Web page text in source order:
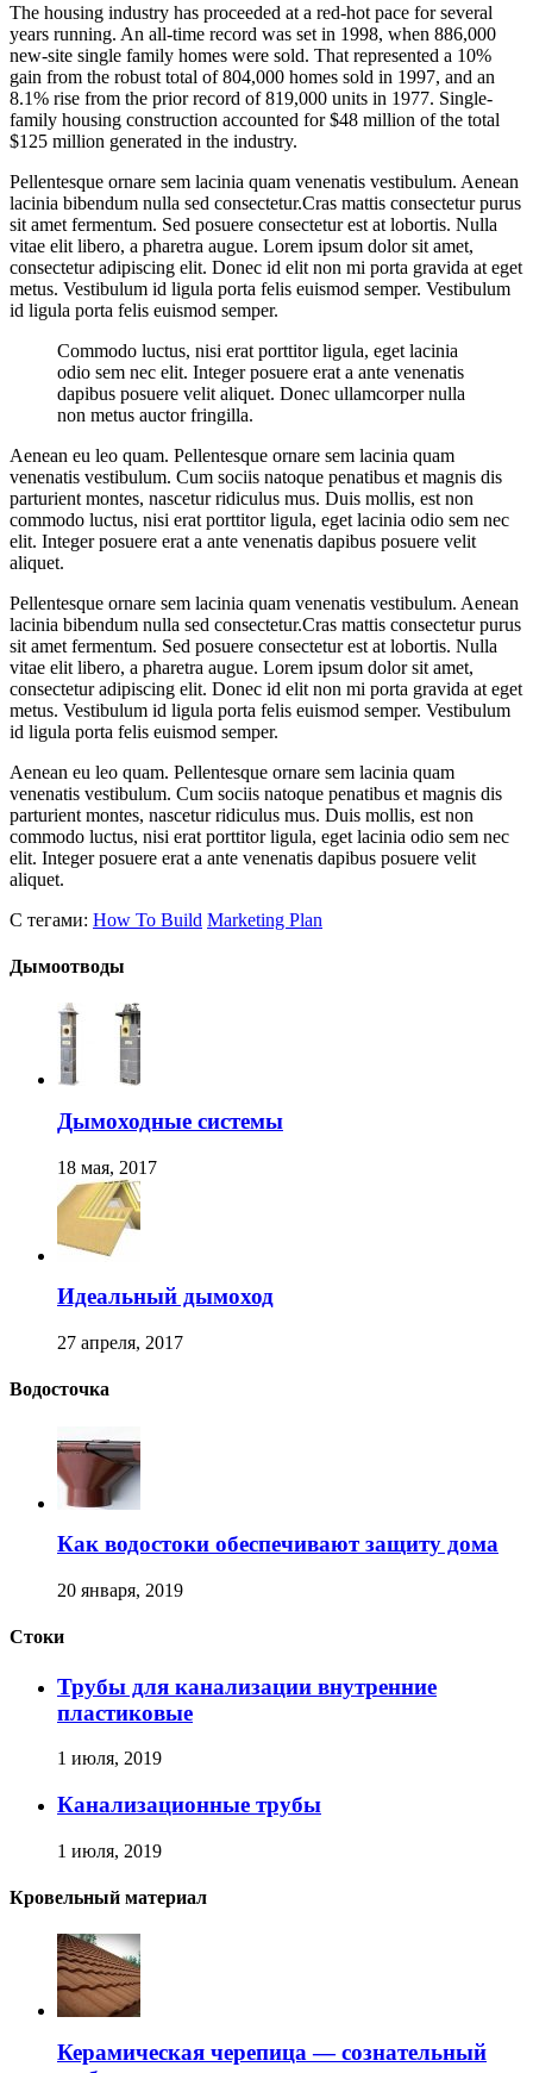
The housing industry has proceeded at a red-hot pace for several
years running. An all-time record was set in 1998, when 886,000
new-site single family homes were sold. That represented a 10%
gain from the robust total of 804,000 homes sold in 1997, and an
8.1% rise from the prior record of 819,000 units in 1977. Single-
family housing construction accounted for $48 million of the total
$125 million generated in the industry.
Pellentesque ornare sem lacinia quam venenatis vestibulum. Aenean
lacinia bibendum nulla sed consectetur.Cras mattis consectetur purus
sit amet fermentum. Sed posuere consectetur est at lobortis. Nulla
vitae elit libero, a pharetra augue. Lorem ipsum dolor sit amet,
consectetur adipiscing elit. Donec id elit non mi porta gravida at eget
metus. Vestibulum id ligula porta felis euismod semper. Vestibulum
id ligula porta felis euismod semper.
Commodo luctus, nisi erat porttitor ligula, eget lacinia
odio sem nec elit. Integer posuere erat a ante venenatis
dapibus posuere velit aliquet. Donec ullamcorper nulla
non metus auctor fringilla.
Aenean eu leo quam. Pellentesque ornare sem lacinia quam
venenatis vestibulum. Cum sociis natoque penatibus et magnis dis
parturient montes, nascetur ridiculus mus. Duis mollis, est non
commodo luctus, nisi erat porttitor ligula, eget lacinia odio sem nec
elit. Integer posuere erat a ante venenatis dapibus posuere velit
aliquet.
Pellentesque ornare sem lacinia quam venenatis vestibulum. Aenean
lacinia bibendum nulla sed consectetur.Cras mattis consectetur purus
sit amet fermentum. Sed posuere consectetur est at lobortis. Nulla
vitae elit libero, a pharetra augue. Lorem ipsum dolor sit amet,
consectetur adipiscing elit. Donec id elit non mi porta gravida at eget
metus. Vestibulum id ligula porta felis euismod semper. Vestibulum
id ligula porta felis euismod semper.
Aenean eu leo quam. Pellentesque ornare sem lacinia quam
venenatis vestibulum. Cum sociis natoque penatibus et magnis dis
parturient montes, nascetur ridiculus mus. Duis mollis, est non
commodo luctus, nisi erat porttitor ligula, eget lacinia odio sem nec
elit. Integer posuere erat a ante venenatis dapibus posuere velit
aliquet.
С тегами: How To Build Marketing Plan
Дымоотводы
Дымоходные системы
18 мая, 2017
Идеальный дымоход
27 апреля, 2017
Водосточка
Как водостоки обеспечивают защиту дома
20 января, 2019
Стоки
Трубы для канализации внутренние
пластиковые
1 июля, 2019
Канализационные трубы
1 июля, 2019
Кровельный материал
Керамическая черепица — сознательный